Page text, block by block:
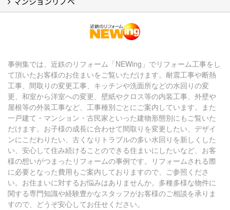
事例集では、近鉄のリフォーム「NEWing」でリフォーム工事をし
て頂いたお客様のお住まいをご覧いただけます。耐震工事や断熱
工事、間取りの変更工事、キッチンや洗面所などの水回りの変
更、和室から洋室への変更、壁紙やクロス等の内装工事、外壁や
屋根等の外装工事など、工事種別ごとにご案内しています。また
一戸建て・マンション・古民家といった建物形態別にもご覧いた
だけます。お子様の成長に合わせて間取りを変更したい、デザイ
ンにこだわりたい、古くなりトラブルの多い水回りを新しくした
い、安心して住み続けることのできる住まいにしたいなど、お客
様の想いがつまったリフォームの事例です。リフォームされる際
に必要となった費用もご案内しておりますので、ご参照くださ
い。お住まいに対するお悩みはありませんか。多種多様な物件に
関する専門知識や経験豊かなスタッフがお客様のご相談を承りま
すので、どうぞ安心してお任せください。